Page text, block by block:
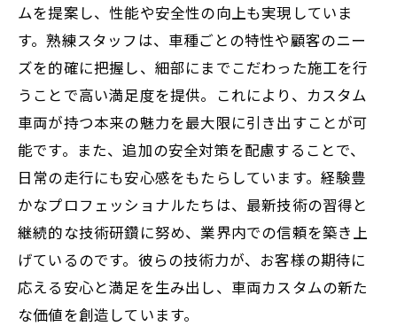
ムを提案し、性能や安全性の向上も実現していま
す。熟練スタッフは、車種ごとの特性や顧客のニー
ズを的確に把握し、細部にまでこだわった施工を行
うことで高い満足度を提供。これにより、カスタム
車両が持つ本来の魅力を最大限に引き出すことが可
能です。また、追加の安全対策を配慮することで、
日常の走行にも安心感をもたらしています。経験豊
かなプロフェッショナルたちは、最新技術の習得と
継続的な技術研鑽に努め、業界内での信頼を築き上
げているのです。彼らの技術力が、お客様の期待に
応える安心と満足を生み出し、車両カスタムの新た
な価値を創造しています。